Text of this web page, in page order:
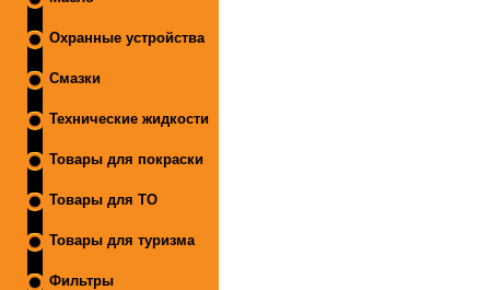
Охранные устройства
Смазки
Технические жидкости
Товары для покраски
Товары для ТО
Товары для туризма
Фильтры